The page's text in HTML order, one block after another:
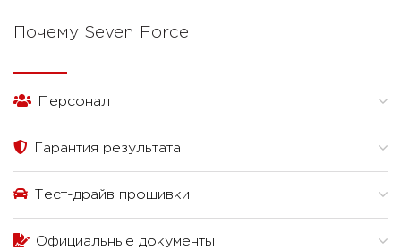
Почему Seven Force
Персонал
Гарантия результата
Тест-драйв прошивки
Официальные документы